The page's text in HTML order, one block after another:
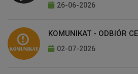
26-06-2026
KOMUNIKAT - ODBIÓR
02-07-2026